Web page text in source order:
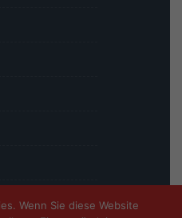
Wenn Sie diese Website